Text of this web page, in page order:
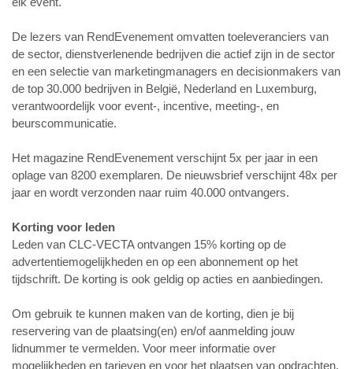
De lezers van RendEvenement omvatten toeleveranciers van
de sector, dienstverlenende bedrijven die actief zijn in de sector
en een selectie van marketingmanagers en decisionmakers van
de top 30.000 bedrijven in België, Nederland en Luxemburg,
verantwoordelijk voor event-, incentive, meeting-, en
beurscommunicatie.
Het magazine RendEvenement verschijnt 5x per jaar in een
oplage van 8200 exemplaren. De nieuwsbrief verschijnt 48x per
jaar en wordt verzonden naar ruim 40.000 ontvangers.
Korting voor leden
Leden van CLC-VECTA ontvangen 15% korting op de
advertentiemogelijkheden en op een abonnement op het
tijdschrift. De korting is ook geldig op acties en aanbiedingen.
Om gebruik te kunnen maken van de korting, dien je bij
reservering van de plaatsing(en) en/of aanmelding jouw
lidnummer te vermelden. Voor meer informatie over
mogelijkheden en tarieven en voor het plaatsen van opdrachten,